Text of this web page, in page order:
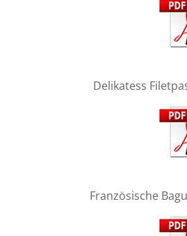
Delikatess
Französische